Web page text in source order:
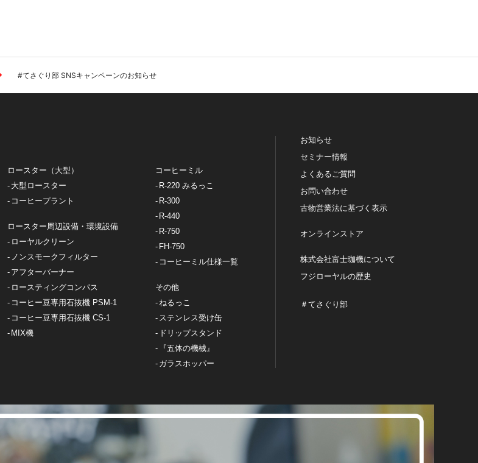
#てさぐり部 SNSキャンペーンのお知らせ
ロースター（大型）
大型ロースター
コーヒープラント
ロースター周辺設備・環境設備
ローヤルクリーン
ノンスモークフィルター
アフターバーナー
ロースティングコンパス
コーヒー豆専用石抜機 PSM-1
コーヒー豆専用石抜機 CS-1
MIX機
コーヒーミル
R-220 みるっこ
R-300
R-440
R-750
FH-750
コーヒーミル仕様一覧
その他
ねるっこ
ステンレス受け缶
ドリップスタンド
『五体の機械』
ガラスホッパー
お知らせ
セミナー情報
よくあるご質問
お問い合わせ
古物営業法に基づく表示
オンラインストア
株式会社富士珈機について
フジローヤルの歴史
＃てさぐり部